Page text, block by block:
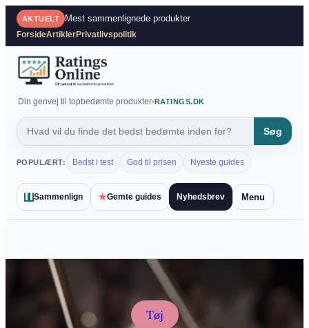
Spring
indhold
AKTUELT Mest sammenlignede produkter
ForsideArtiklerPrivatlivspolitik
Din genvej til topbedømte produkter RATINGS.DK
Søg
POPULÆRT: Bedst i test God til prisen Nyeste guides
Sammenlign ★Gemte guides Nyhedsbrev Menu
Tøj